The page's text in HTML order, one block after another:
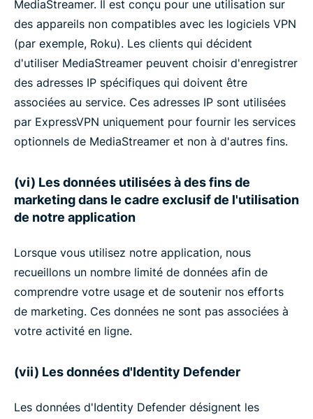
MediaStreamer. Il est conçu pour une utilisation sur
des appareils non compatibles avec les logiciels VPN
(par exemple, Roku). Les clients qui décident
d'utiliser MediaStreamer peuvent choisir d'enregistrer
des adresses IP spécifiques qui doivent être
associées au service. Ces adresses IP sont utilisées
par ExpressVPN uniquement pour fournir les services
optionnels de MediaStreamer et non à d'autres fins.
(vi) Les données utilisées à des fins de
marketing dans le cadre exclusif de l'utilisation
de notre application
Lorsque vous utilisez notre application, nous
recueillons un nombre limité de données afin de
comprendre votre usage et de soutenir nos efforts
de marketing. Ces données ne sont pas associées à
votre activité en ligne.
(vii) Les données d'Identity Defender
Les données d'Identity Defender désignent les